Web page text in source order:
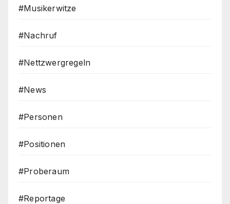
#Musikerwitze
#Nachruf
#Nettzwergregeln
#News
#Personen
#Positionen
#Proberaum
#Reportage